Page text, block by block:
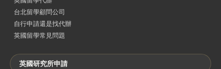
台北留學顧問公司
自行申請還是找代辦
英國留學常見問題
英國研究所申請